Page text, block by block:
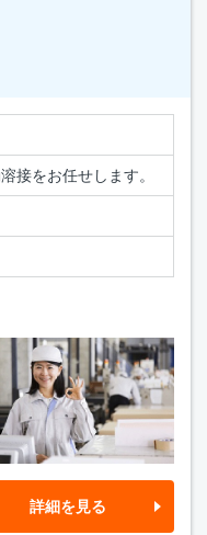
接をお任せします。
詳細を見る